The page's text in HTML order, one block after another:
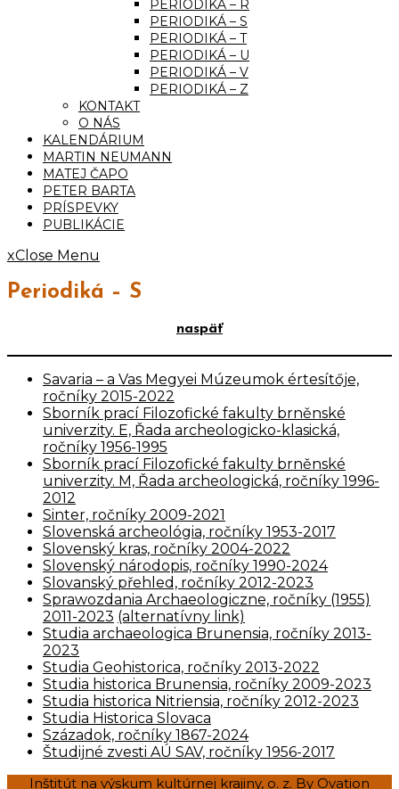
PERIODIKÁ – R
PERIODIKÁ – S
PERIODIKÁ – T
PERIODIKÁ – U
PERIODIKÁ – V
PERIODIKÁ – Z
KONTAKT
O NÁS
KALENDÁRIUM
MARTIN NEUMANN
MATEJ ČAPO
PETER BARTA
PRÍSPEVKY
PUBLIKÁCIE
xClose Menu
Periodiká – S
naspäť
Savaria – a Vas Megyei Múzeumok értesítője,
ročníky 2015-2022
Sborník prací Filozofické fakulty brněnské
univerzity. E, Řada archeologicko-klasická,
ročníky 1956-1995
Sborník prací Filozofické fakulty brněnské
univerzity. M, Řada archeologická, ročníky 1996-
2012
Sinter, ročníky 2009-2021
Slovenská archeológia, ročníky 1953-2017
Slovenský kras, ročníky 2004-2022
Slovenský národopis, ročníky 1990-2024
Slovanský přehled, ročníky 2012-2023
Sprawozdania Archaeologiczne, ročníky (1955)
2011-2023 (alternatívny link)
Studia archaeologica Brunensia, ročníky 2013-
2023
Studia Geohistorica, ročníky 2013-2022
Studia historica Brunensia, ročníky 2009-2023
Studia historica Nitriensia, ročníky 2012-2023
Studia Historica Slovaca
Századok, ročníky 1867-2024
Študijné zvesti AÚ SAV, ročníky 1956-2017
Inštitút na výskum kultúrnej krajiny, o. z. By Ovation